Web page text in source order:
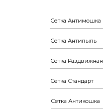
Сетка Антимошка
Сетка Антипыль
Сетка Раздвижная
Сетка Стандарт
Сетка Антикошка